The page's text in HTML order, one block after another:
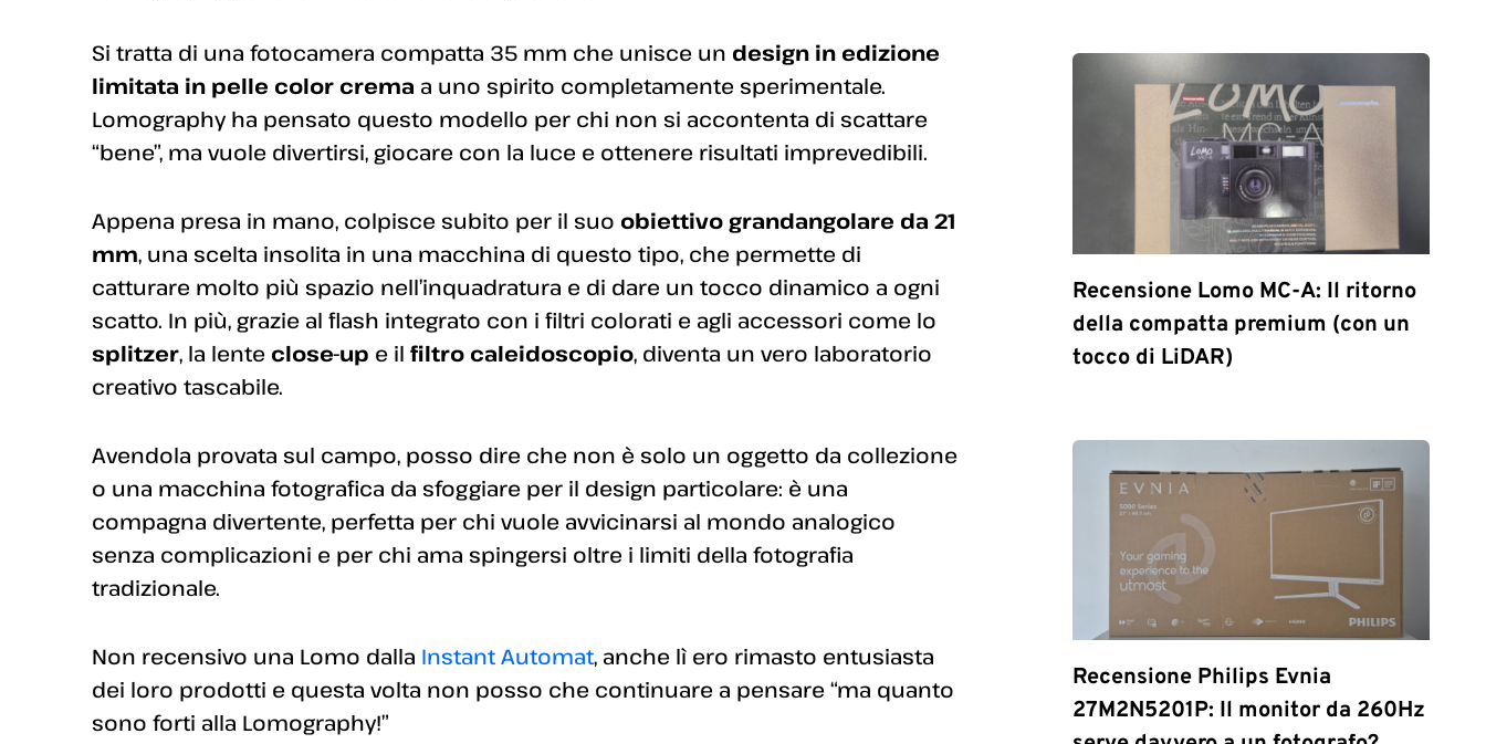
Si tratta di una fotocamera compatta 35 mm che unisce un design in edizione
limitata in pelle color crema a uno spirito completamente sperimentale.
Lomography ha pensato questo modello per chi non si accontenta di scattare
“bene”, ma vuole divertirsi, giocare con la luce e ottenere risultati imprevedibili.
Appena presa in mano, colpisce subito per il suo obiettivo grandangolare da 21
mm, una scelta insolita in una macchina di questo tipo, che permette di
catturare molto più spazio nell’inquadratura e di dare un tocco dinamico a ogni
scatto. In più, grazie al flash integrato con i filtri colorati e agli accessori come lo
splitzer, la lente close-up e il filtro caleidoscopio, diventa un vero laboratorio
creativo tascabile.
Avendola provata sul campo, posso dire che non è solo un oggetto da collezione
o una macchina fotografica da sfoggiare per il design particolare: è una
compagna divertente, perfetta per chi vuole avvicinarsi al mondo analogico
senza complicazioni e per chi ama spingersi oltre i limiti della fotografia
tradizionale.
Non recensivo una Lomo dalla Instant Automat, anche lì ero rimasto entusiasta
dei loro prodotti e questa volta non posso che continuare a pensare “ma quanto
sono forti alla Lomography!”
Recensione Lomo MC-A: Il ritorno
della compatta premium (con un
tocco di LiDAR)
Recensione Philips Evnia
27M2N5201P: Il monitor da 260Hz